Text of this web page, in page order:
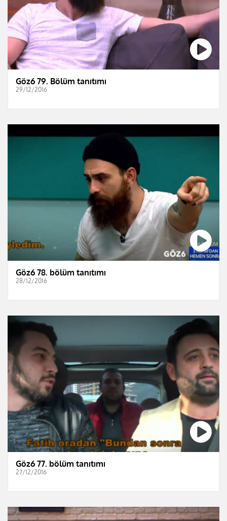
Göz6 79. Bölüm tanıtımı
29/12/2016
Göz6 78. bölüm tanıtımı
28/12/2016
Göz6 77. bölüm tanıtımı
27/12/2016